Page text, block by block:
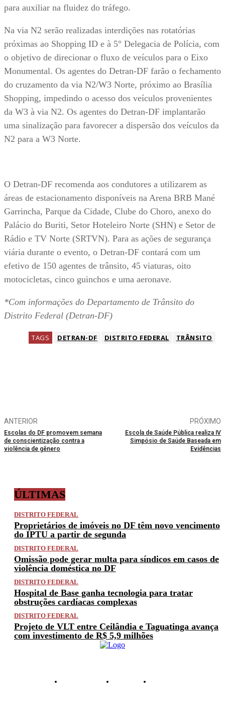
para auxiliar na fluidez do tráfego.
Na via N2 serão realizadas interdições nas rotatórias
próximas ao Shopping ID e à 5° Delegacia de Polícia, com
o objetivo de direcionar o fluxo de veículos para o Eixo
Monumental. Os agentes do Detran-DF farão o fechamento
do cruzamento da via N2/W3 Norte, próximo ao Brasília
Shopping, impedindo o acesso dos veículos provenientes
da W3 à via N2. Os agentes do Detran-DF implantarão
uma sinalização para favorecer a dispersão dos veículos da
N2 para a W3 Norte.
O Detran-DF recomenda aos condutores a utilizarem as
áreas de estacionamento disponíveis na Arena BRB Mané
Garrincha, Parque da Cidade, Clube do Choro, anexo do
Palácio do Buriti, Setor Hoteleiro Norte (SHN) e Setor de
Rádio e TV Norte (SRTVN). Para as ações de segurança
viária durante o evento, o Detran-DF contará com um
efetivo de 150 agentes de trânsito, 45 viaturas, oito
motocicletas, cinco guinchos e uma aeronave.
*Com informações do Departamento de Trânsito do
Distrito Federal (Detran-DF)
TAGS DETRAN-DF DISTRITO FEDERAL TRÂNSITO
ANTERIOR
Escolas do DF promovem semana
de conscientização contra a
violência de gênero
PRÓXIMO
Escola de Saúde Pública realiza IV
Simpósio de Saúde Baseada em
Evidências
ÚLTIMAS
DISTRITO FEDERAL
Proprietários de imóveis no DF têm novo vencimento
do IPTU a partir de segunda
DISTRITO FEDERAL
Omissão pode gerar multa para síndicos em casos de
violência doméstica no DF
DISTRITO FEDERAL
Hospital de Base ganha tecnologia para tratar
obstruções cardíacas complexas
DISTRITO FEDERAL
Projeto de VLT entre Ceilândia e Taguatinga avança
com investimento de R$ 5,9 milhões